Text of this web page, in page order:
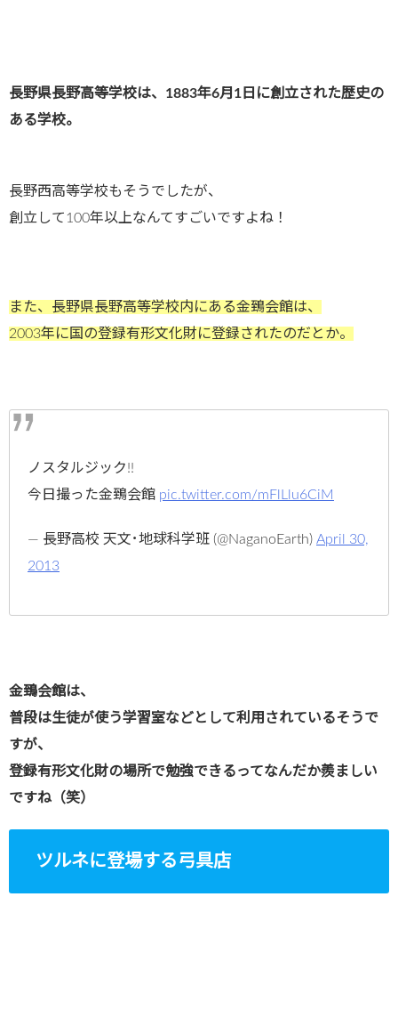
長野県長野高等学校は、1883年6月1日に創立された歴史の
ある学校。
長野西高等学校もそうでしたが、
創立して100年以上なんてすごいですよね！
また、長野県長野高等学校内にある金鵄会館は、
2003年に国の登録有形文化財に登録されたのだとか。
ノスタルジック!!
今日撮った金鵄会館 pic.twitter.com/mFlLlu6CiM
— 長野高校 天文･地球科学班 (@NaganoEarth) April 30,
2013
金鵄会館は、
普段は生徒が使う学習室などとして利用されているそうで
すが、
登録有形文化財の場所で勉強できるってなんだか羨ましい
ですね（笑）
ツルネに登場する弓具店